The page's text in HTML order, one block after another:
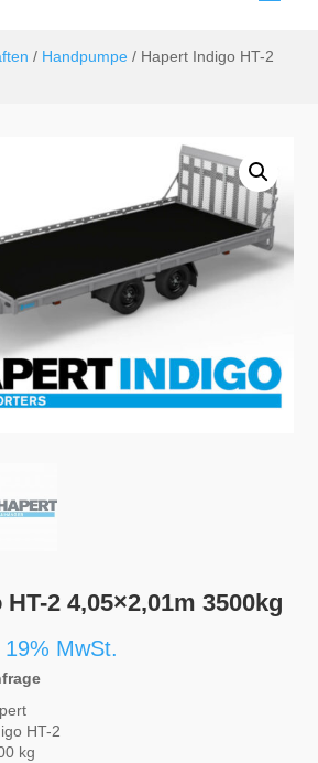
/ Handpumpe / Hapert Indigo HT-2
2 4,05×2,01m 3500kg
19% MwSt.
HT-2
kg